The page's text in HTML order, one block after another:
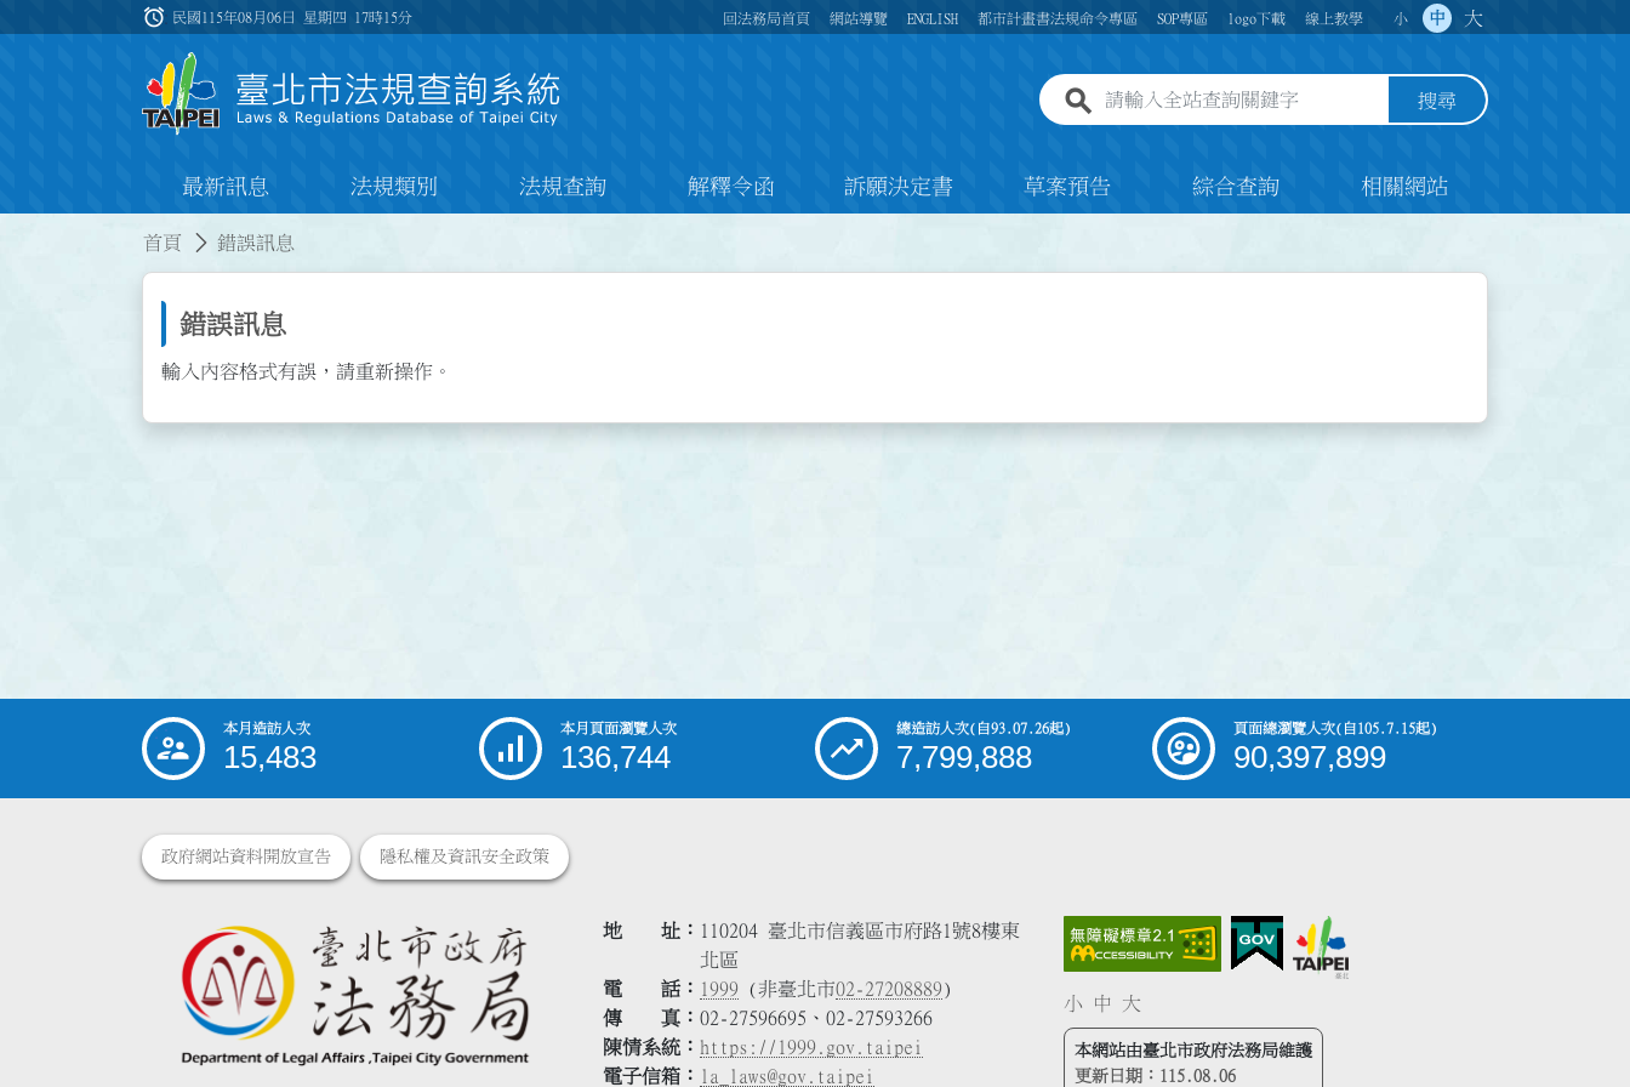
:::
alarm 民國115年08月06日 星期四 17時15分 回法務局首頁 網站導覽 ENGLISH 都市計畫書法規命令專區 SOP專區 logo下載 線上教學 小 中 大
全站查詢關鍵字欄位 搜尋
最新訊息 法規類別 法規查詢 解釋令函 訴願決定書 草案預告 綜合查詢 相關網站
首頁 錯誤訊息
錯誤訊息
輸入內容格式有誤，請重新操作。
::: 本月造訪人次
15,483
本月頁面瀏覽人次
136,744
總造訪人次(自93.07.26起)
7,799,888
頁面總瀏覽人次(自105.7.15起)
90,397,899
政府網站資料開放宣告 隱私權及資訊安全政策
地 址
110204 臺北市信義區市府路1號8樓東
北區
電 話
1999 (非臺北市02-27208889)
傳 真
02-27596695、02-27593266
陳情系統
https://1999.gov.taipei
電子信箱
la_laws@gov.taipei
小 中 大
本網站由臺北市政府法務局維護
更新日期： 115.08.06